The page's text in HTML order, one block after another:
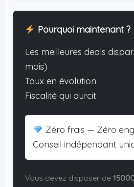
Pourquoi maintenant ?
Les meilleures deals
mois)
Taux en évolution
Fiscalité qui durcit
Zéro frais — Zéro
Conseil indépendant
Vous devez disposer de